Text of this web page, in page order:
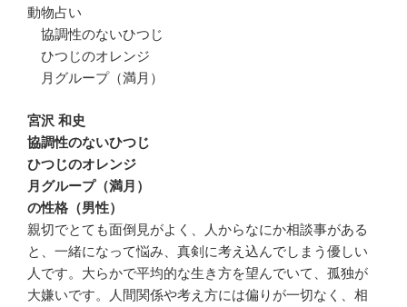
動物占い
協調性のないひつじ
ひつじのオレンジ
月グループ（満月）
宮沢 和史
協調性のないひつじ
ひつじのオレンジ
月グループ（満月）
の性格（男性）
親切でとても面倒見がよく、人からなにか相談事がある
と、一緒になって悩み、真剣に考え込んでしまう優しい
人です。大らかで平均的な生き方を望んでいて、孤独が
大嫌いです。人間関係や考え方には偏りが一切なく、相